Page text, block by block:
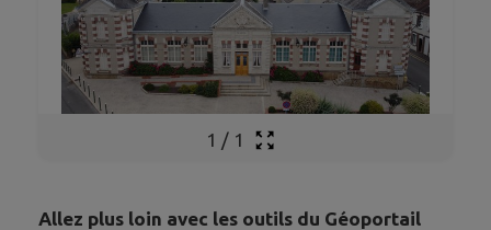
1 / 1
Allez plus loin avec les outils du Géoportail